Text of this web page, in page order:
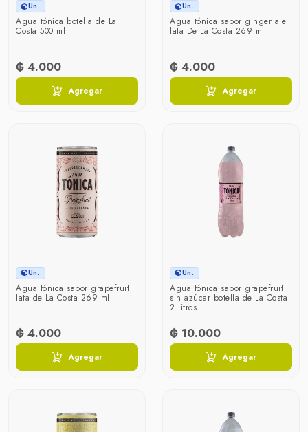
Un.
Agua tónica botella de La
Costa 500 ml
₲ 4.000
Agregar
Un.
Agua tónica sabor ginger ale
lata De La Costa 269 ml
₲ 4.000
Agregar
Un.
Agua tónica sabor grapefruit
lata de La Costa 269 ml
₲ 4.000
Agregar
Un.
Agua tónica sabor grapefruit
sin azúcar botella de La Costa
2 litros
₲ 10.000
Agregar